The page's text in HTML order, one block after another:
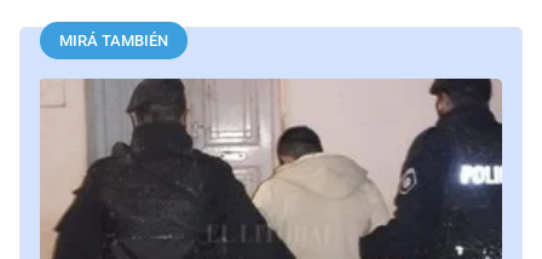
MIRÁ TAMBIÉN